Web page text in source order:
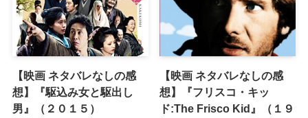
【映画 ネタバレなしの感
想】『駆込み女と駆出し
男』（２０１５）
【映画 ネタバレなしの感
想】『フリスコ・キッ
ド:The Frisco Kid』（１９